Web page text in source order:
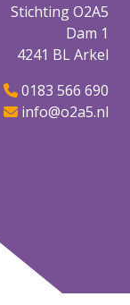
Stichting O2A5
Dam 1
4241 BL Arkel
0183 566 690
info@o2a5.nl